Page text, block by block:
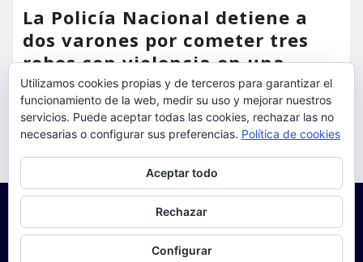
La Policía Nacional detiene a
dos varones por cometer tres
robos con violencia en una
misma mañana
torrent al dia Ago 7, 2026
Utilizamos cookies propias y de terceros para garantizar el
funcionamiento de la web, medir su uso y mejorar nuestros
servicios. Puede aceptar todas las cookies, rechazar las no
necesarias o configurar sus preferencias. Política de cookies
Aceptar todo
Rechazar
Configurar
Para obtener más información, incluido cómo gestionar las cookies,